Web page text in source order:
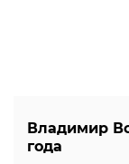
Владимир
года